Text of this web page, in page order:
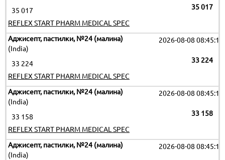
35 017
35 017
REFLEX START PHARM MEDICAL SPEC
Аджисепт, пастилки, №24 (малина)
(India)
2026-08-08 08:45:16
33 224
33 224
REFLEX START PHARM MEDICAL SPEC
Аджисепт, пастилки, №24 (малина)
(India)
2026-08-08 08:45:16
33 158
33 158
REFLEX START PHARM MEDICAL SPEC
Аджисепт, пастилки, №24 (малина)
(India)
2026-08-08 08:45:16